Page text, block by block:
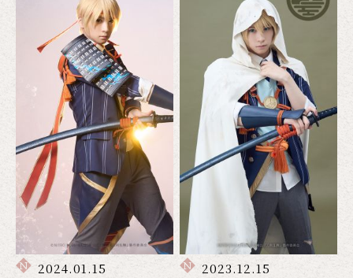
2024.01.15 2023.12.15